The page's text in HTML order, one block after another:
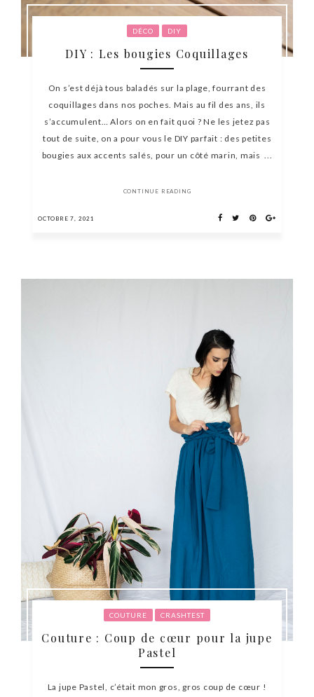
DÉCO DIY
DIY : Les bougies Coquillages
On s’est déjà tous baladés sur la plage, fourrant des
coquillages dans nos poches. Mais au fil des ans, ils
s’accumulent… Alors on en fait quoi ? Ne les jetez pas
tout de suite, on a pour vous le DIY parfait : des petites
bougies aux accents salés, pour un côté marin, mais ...
CONTINUE READING
OCTOBRE 7, 2021
COUTURE CRASHTEST
Couture : Coup de cœur pour la jupe
Pastel
La jupe Pastel, c’était mon gros, gros coup de cœur !